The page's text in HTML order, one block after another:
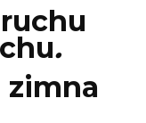
.
zimna